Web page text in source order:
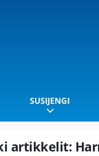
SUSIJENGI
artikkelit: